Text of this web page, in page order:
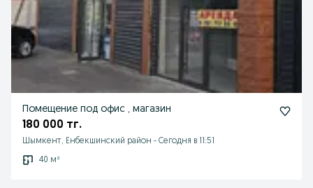
Помещение под офис , магазин
180 000 тг.
Шымкент, Енбекшинский район - Сегодня в 11:51
40 м²